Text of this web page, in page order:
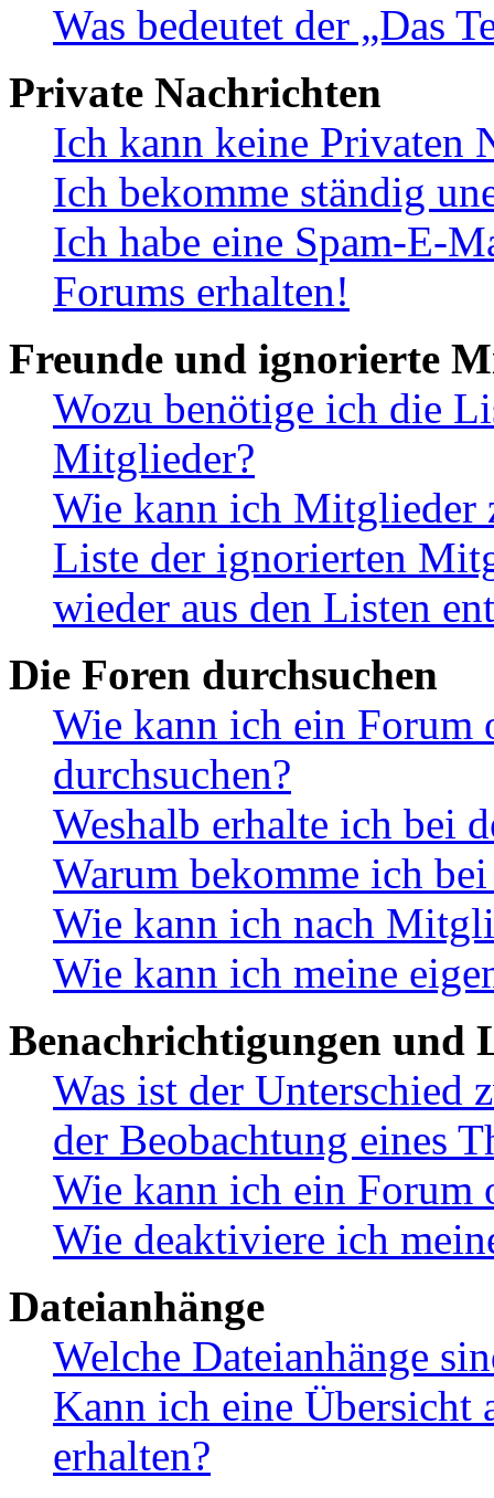
Was bedeutet der „Das
Private Nachrichten
Ich kann keine Privaten
Ich bekomme ständig
Ich habe eine Spam-E-
Forums erhalten!
Freunde und ignorierte
Wozu benötige ich die
Mitglieder?
Wie kann ich Mitglieder
Liste der ignorierten
wieder aus den Listen
Die Foren durchsuchen
Wie kann ich ein Forum
durchsuchen?
Weshalb erhalte ich bei
Warum bekomme ich
Wie kann ich nach
Wie kann ich meine
Benachrichtigungen und
Was ist der Unterschied
der Beobachtung eines
Wie kann ich ein Forum
Wie deaktiviere ich
Dateianhänge
Welche Dateianhänge
Kann ich eine Übersicht
erhalten?